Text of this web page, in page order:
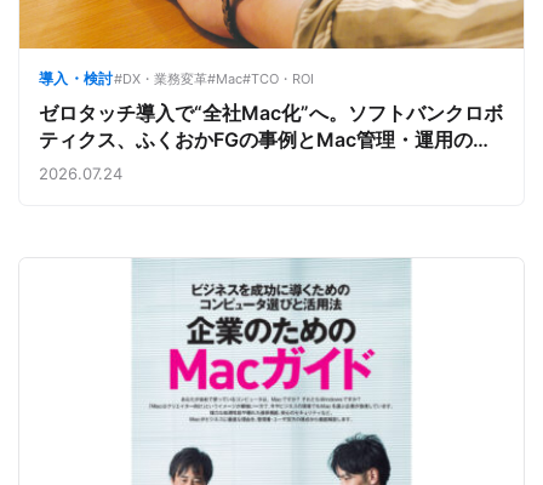
導入・検討#DX・業務変革#Mac#TCO・ROI
ゼロタッチ導入で“全社Mac化”へ。ソフトバンクロボ
ティクス、ふくおかFGの事例とMac管理・運用の強
み【今週のAppleビジネストレンド】
2026.07.24